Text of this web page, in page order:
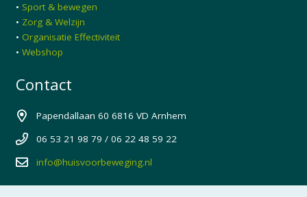
• Sport & bewegen
• Zorg & Welzijn
• Organisatie Effectiviteit
• Webshop
Contact
Papendallaan 60 6816 VD Arnhem
06 53 21 98 79 / 06 22 48 59 22
info@huisvoorbeweging.nl